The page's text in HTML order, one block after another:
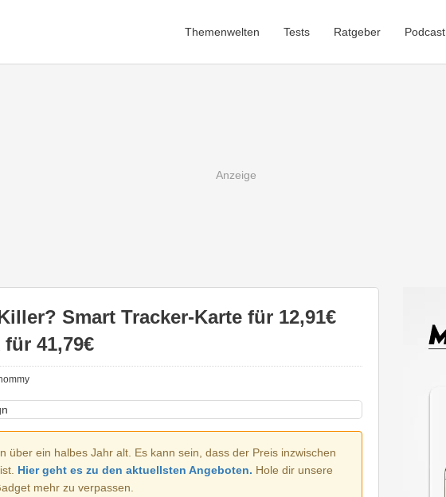
Themenwelten Tests Ratgeber Podcast
Smart Tracker-Karte für 12,91€
41,79€
über ein halbes Jahr alt. Es kann sein, dass der Preis inzwischen
Hier geht es zu den aktuellsten Angeboten. Hole dir unsere
mehr zu verpassen.